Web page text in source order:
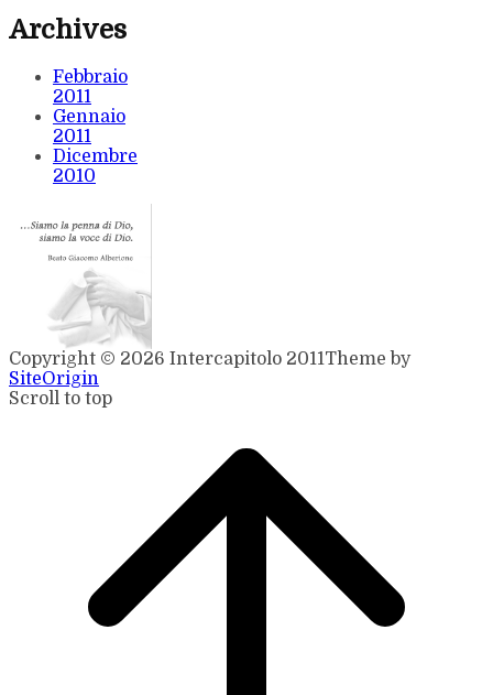
Archives
Febbraio
2011
Gennaio
2011
Dicembre
2010
Copyright © 2026 Intercapitolo 2011Theme by
SiteOrigin
Scroll to top